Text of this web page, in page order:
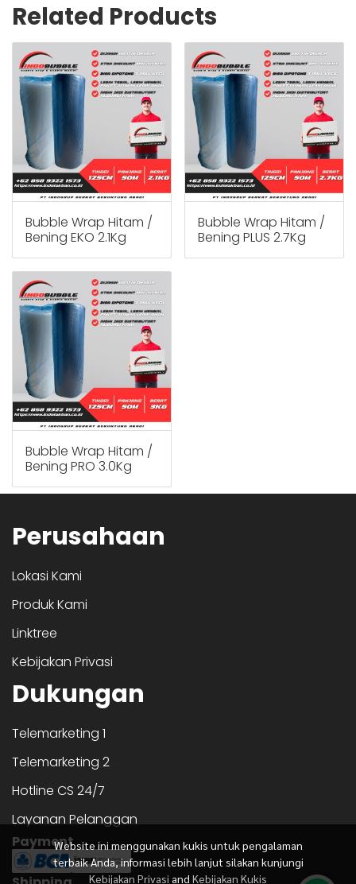
Related Products
Bubble Wrap Hitam /
Bening EKO 2.1Kg
Bubble Wrap Hitam /
Bening PLUS 2.7Kg
Bubble Wrap Hitam /
Bening PRO 3.0Kg
Website ini menggunakan kukis untuk pengalaman
terbaik Anda, informasi lebih lanjut silakan kunjungi
Kebijakan Privasi and Kebijakan Kukis
Perusahaan
Lokasi Kami
Produk Kami
Linktree
Kebijakan Privasi
Dukungan
Telemarketing 1
Telemarketing 2
Hotline CS 24/7
Layanan Pelanggan
Payment